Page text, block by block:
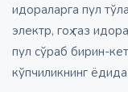
идораларга пул
электр, гоҳ газ
пул сўраб бирин-
кўпчиликнинг